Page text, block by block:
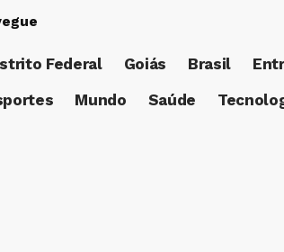
Federal Goiás Brasil
Mundo Saúde